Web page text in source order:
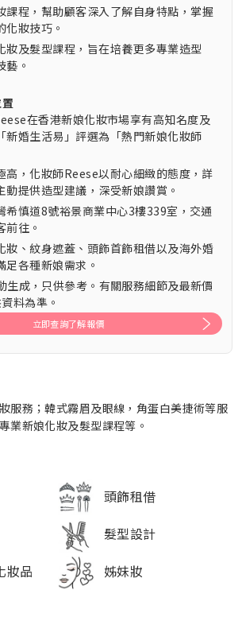
課程，幫助顧客深入了解自身特點，掌握
化妝技巧。
妝及髮型課程，旨在培養更多專業造型
藝。
在香港新娘化妝市場享有高知名度及
新婚生活易」評選為「熱門新娘化妝師
高，化妝師Reese以耐心細緻的態度，詳
動提供造型建議，深受新娘讚賞。
希慎道8號裕景商業中心3樓339室，交通
前往。
妝、紋身遮蓋、頭飾首飾租借以及海外婚
足各種新娘需求。
生成，只供參考。有關服務細節及最新價
料為準。
立即查詢了解報價
服務；韓式霧眉及眼線，角蛋白美捷術等服
業新娘化妝及髮型課程等。
頭飾租借
髮型設計
妝品
姊妹妝